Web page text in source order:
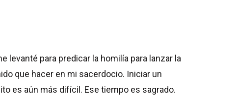
para predicar la homilía para lanzar la
que hacer en mi sacerdocio. Iniciar un
es aún más difícil. Ese tiempo es sagrado.